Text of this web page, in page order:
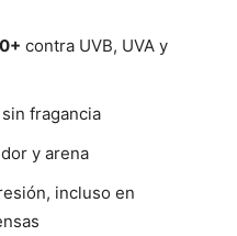
contra UVB, UVA y
sin fragancia
y arena
incluso en